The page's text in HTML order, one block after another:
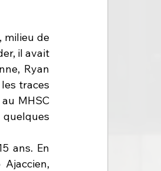
milieu de
il avait
Ryan
traces
MHSC
ans. En